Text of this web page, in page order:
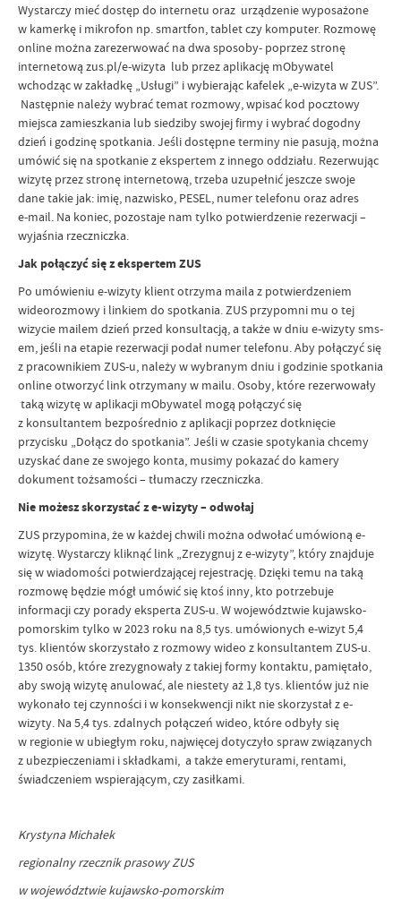
Wystarczy mieć dostęp do internetu oraz urządzenie wyposażone
w kamerkę i mikrofon np. smartfon, tablet czy komputer. Rozmowę
online można zarezerwować na dwa sposoby- poprzez stronę
internetową zus.pl/e-wizyta lub przez aplikację mObywatel
wchodząc w zakładkę „Usługi” i wybierając kafelek „e-wizyta w ZUS”.
Następnie należy wybrać temat rozmowy, wpisać kod pocztowy
miejsca zamieszkania lub siedziby swojej firmy i wybrać dogodny
dzień i godzinę spotkania. Jeśli dostępne terminy nie pasują, można
umówić się na spotkanie z ekspertem z innego oddziału. Rezerwując
wizytę przez stronę internetową, trzeba uzupełnić jeszcze swoje
dane takie jak: imię, nazwisko, PESEL, numer telefonu oraz adres
e-mail. Na koniec, pozostaje nam tylko potwierdzenie rezerwacji –
wyjaśnia rzeczniczka.
Jak połączyć się z ekspertem ZUS
Po umówieniu e-wizyty klient otrzyma maila z potwierdzeniem
wideorozmowy i linkiem do spotkania. ZUS przypomni mu o tej
wizycie mailem dzień przed konsultacją, a także w dniu e-wizyty sms-
em, jeśli na etapie rezerwacji podał numer telefonu. Aby połączyć się
z pracownikiem ZUS-u, należy w wybranym dniu i godzinie spotkania
online otworzyć link otrzymany w mailu. Osoby, które rezerwowały
taką wizytę w aplikacji mObywatel mogą połączyć się
z konsultantem bezpośrednio z aplikacji poprzez dotknięcie
przycisku „Dołącz do spotkania”. Jeśli w czasie spotykania chcemy
uzyskać dane ze swojego konta, musimy pokazać do kamery
dokument tożsamości – tłumaczy rzeczniczka.
Nie możesz skorzystać z e-wizyty – odwołaj
ZUS przypomina, że w każdej chwili można odwołać umówioną e-
wizytę. Wystarczy kliknąć link „Zrezygnuj z e-wizyty”, który znajduje
się w wiadomości potwierdzającej rejestrację. Dzięki temu na taką
rozmowę będzie mógł umówić się ktoś inny, kto potrzebuje
informacji czy porady eksperta ZUS-u. W województwie kujawsko-
pomorskim tylko w 2023 roku na 8,5 tys. umówionych e-wizyt 5,4
tys. klientów skorzystało z rozmowy wideo z konsultantem ZUS-u.
1350 osób, które zrezygnowały z takiej formy kontaktu, pamiętało,
aby swoją wizytę anulować, ale niestety aż 1,8 tys. klientów już nie
wykonało tej czynności i w konsekwencji nikt nie skorzystał z e-
wizyty. Na 5,4 tys. zdalnych połączeń wideo, które odbyły się
w regionie w ubiegłym roku, najwięcej dotyczyło spraw związanych
z ubezpieczeniami i składkami, a także emeryturami, rentami,
świadczeniem wspierającym, czy zasiłkami.
Krystyna Michałek
regionalny rzecznik prasowy ZUS
w województwie kujawsko-pomorskim